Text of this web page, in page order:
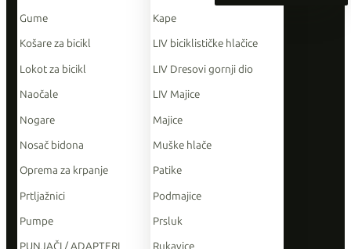
Gume
Košare za bicikl
Lokot za bicikl
Naočale
Nogare
Nosač bidona
Oprema za krpanje
Prtljažnici
Pumpe
Kape
LIV biciklističke hlačice
LIV Dresovi gornji dio
LIV Majice
Majice
Muške hlače
Patike
Podmajice
Prsluk